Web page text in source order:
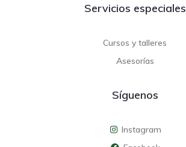
Servicios especiales
Cursos y talleres
Asesorías
Síguenos
Instagram